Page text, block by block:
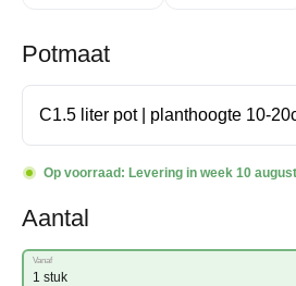
Potmaat
Op voorraad: Levering in week 10
Aantal
Vanaf
1 stuk